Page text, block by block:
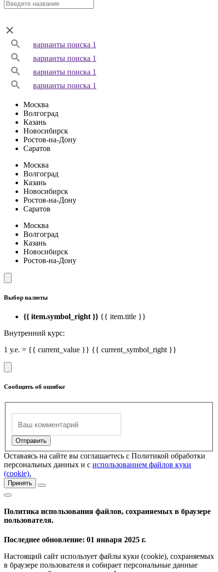
варианты поиска 1
варианты поиска 1
варианты поиска 1
варианты поиска 1
Москва
Волгоград
Казань
Новосибирск
Ростов-на-Дону
Саратов
Москва
Волгоград
Казань
Новосибирск
Ростов-на-Дону
Саратов
Москва
Волгоград
Казань
Новосибирск
Ростов-на-Дону
Выбор валюты
{{ item.symbol_right }} {{ item.title }}
Внутренний курс:
1 у.е. = {{ current_value }} {{ current_symbol_right }}
Сообщить об ошибке
Оставаясь на сайте вы соглашаетесь с Политикой обработки
персональных данных и с использованием файлов куки
(cookie).
Принять
Политика использования файлов, сохраняемых в браузере
пользователя.
Последнее обновление: 01 января 2025 г.
Настоящий сайт использует файлы куки (cookie), сохраняемых
в браузере пользователя и собирает персональные данные